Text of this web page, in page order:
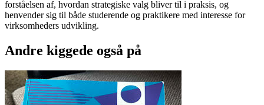
forståelsen af, hvordan strategiske valg bliver til i praksis, og
henvender sig til både studerende og praktikere med interesse for
virksomheders udvikling.
Andre kiggede også på